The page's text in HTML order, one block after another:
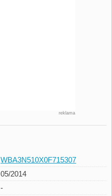
reklama
WBA3N510X0F715307
05/2014
-